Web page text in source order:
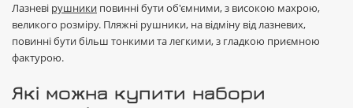
Лазневі рушники повинні бути об'ємними, з високою махрою,
великого розміру. Пляжні рушники, на відміну від лазневих,
повинні бути більш тонкими та легкими, з гладкою приємною
фактурою.
Які можна купити набори